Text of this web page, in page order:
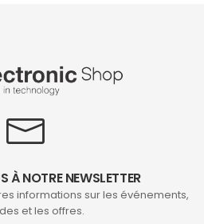
À NOTRE NEWSLETTER
informations sur les événements,
et les offres.